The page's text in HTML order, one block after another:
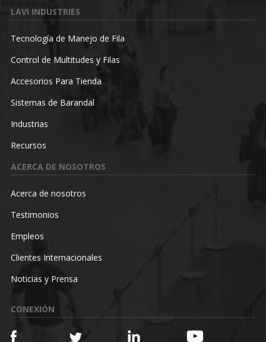
LAVI INDUSTRIES
Tecnología de Manejo de Fila
Control de Multitudes y Filas
Accesorios Para Tienda
Sistemas de Barandal
Industrias
Recursos
ACERCA DE NOSOTROS
Acerca de nosotros
Testimonios
Empleos
Clientes Internacionales
Noticias y Prensa
CONEXIÓN